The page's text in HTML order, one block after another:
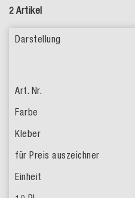
2 Artikel